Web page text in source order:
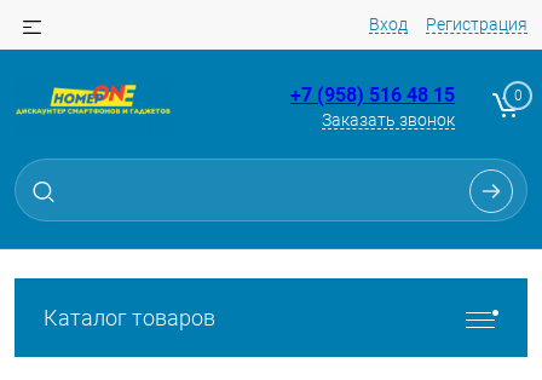
Вход Регистрация
+7 (958) 516 48 15
Заказать звонок
0
Каталог товаров